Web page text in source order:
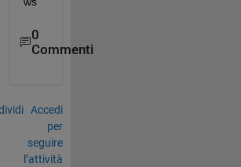
0
Commenti
Accedi
per
seguire
l’attività